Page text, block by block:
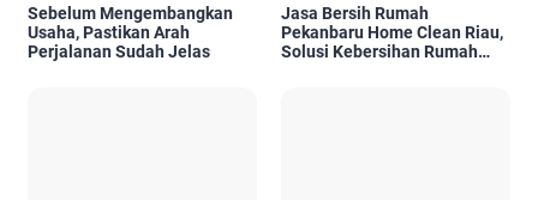
Sebelum Mengembangkan
Usaha, Pastikan Arah
Perjalanan Sudah Jelas
Jasa Bersih Rumah
Pekanbaru Home Clean Riau,
Solusi Kebersihan Rumah